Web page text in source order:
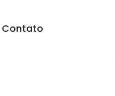
Contato